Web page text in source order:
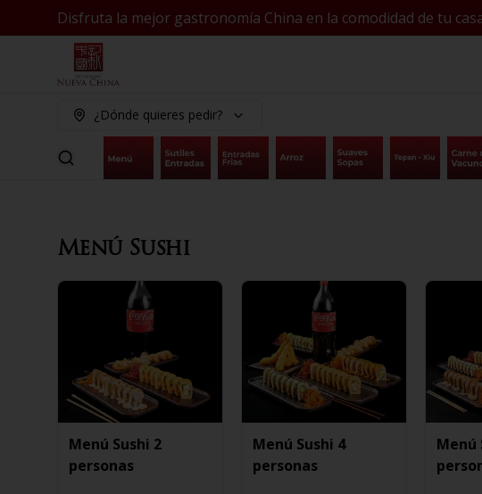
Disfruta la mejor gastronomía China en la comodidad de tu
¿Dónde quieres pedir?
Menú Sushi
Menú Sushi 2
personas
Menú Sushi 4
personas
Menú